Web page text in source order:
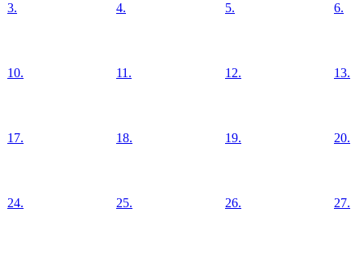
3. 4. 5. 6.
10. 11. 12. 13.
17. 18. 19. 20.
24. 25. 26. 27.